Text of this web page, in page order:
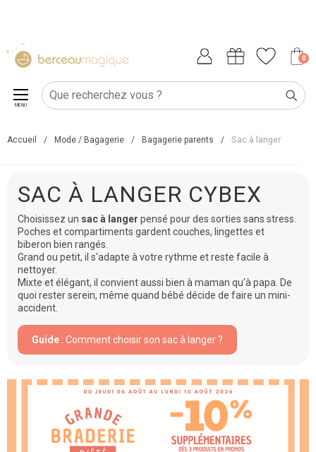
0
MENU
Accueil / Mode / Bagagerie / Bagagerie parents / Sac à langer
SAC À LANGER CYBEX
Choisissez un sac à langer pensé pour des sorties sans stress.
Poches et compartiments gardent couches, lingettes et
biberon bien rangés.
Grand ou petit, il s'adapte à votre rythme et reste facile à
nettoyer.
Mixte et élégant, il convient aussi bien à maman qu'à papa. De
quoi rester serein, même quand bébé décide de faire un mini-
accident.
Guide : Comment choisir son sac à langer ?